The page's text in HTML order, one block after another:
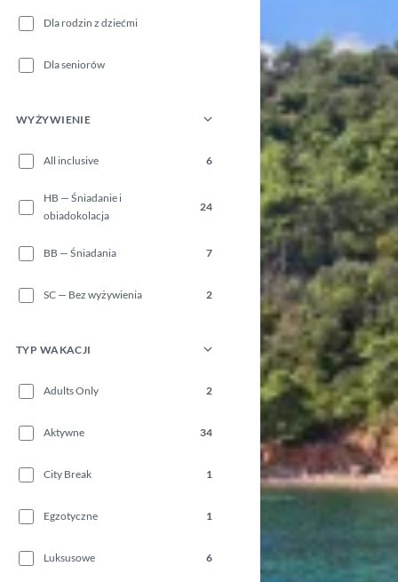
Dla rodzin z dziećmi
Dla seniorów
WYŻYWIENIE
All inclusive 6
HB — Śniadanie i
obiadokolacja
24
BB — Śniadania 7
SC — Bez wyżywienia 2
TYP WAKACJI
Adults Only 2
Aktywne 34
City Break 1
Egzotyczne 1
Luksusowe 6